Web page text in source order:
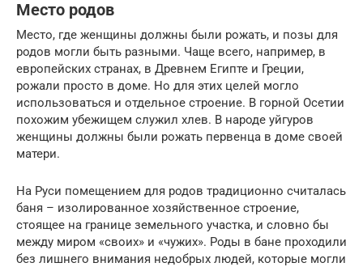
Место родов
Место, где женщины должны были рожать, и позы для
родов могли быть разными. Чаще всего, например, в
европейских странах, в Древнем Египте и Греции,
рожали просто в доме. Но для этих целей могло
использоваться и отдельное строение. В горной Осетии
похожим убежищем служил хлев. В народе уйгуров
женщины должны были рожать первенца в доме своей
матери.
На Руси помещением для родов традиционно считалась
баня – изолированное хозяйственное строение,
стоящее на границе земельного участка, и словно бы
между миром «своих» и «чужих». Роды в бане проходили
без лишнего внимания недобрых людей, которые могли